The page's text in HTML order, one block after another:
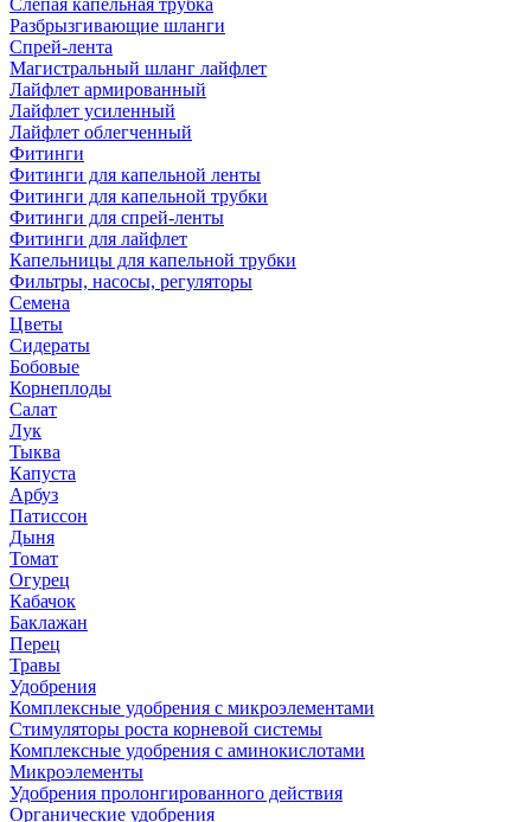
Слепая капельная трубка
Разбрызгивающие шланги
Спрей-лента
Магистральный шланг лайфлет
Лайфлет армированный
Лайфлет усиленный
Лайфлет облегченный
Фитинги
Фитинги для капельной ленты
Фитинги для капельной трубки
Фитинги для спрей-ленты
Фитинги для лайфлет
Капельницы для капельной трубки
Фильтры, насосы, регуляторы
Семена
Цветы
Сидераты
Бобовые
Корнеплоды
Салат
Лук
Тыква
Капуста
Арбуз
Патиссон
Дыня
Томат
Огурец
Кабачок
Баклажан
Перец
Травы
Удобрения
Комплексные удобрения с микроэлементами
Стимуляторы роста корневой системы
Комплексные удобрения с аминокислотами
Микроэлементы
Удобрения пролонгированного действия
Органические удобрения